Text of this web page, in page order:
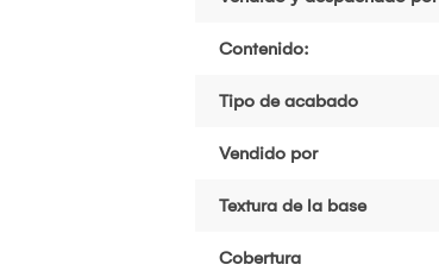
Contenido:
Tipo de acabado
Vendido por
Textura de la base
Cobertura